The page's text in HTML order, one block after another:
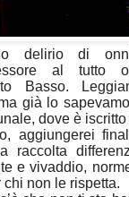
delirio di
al tutto
Basso.
già lo
dove è
aggiungerei
raccolta
e vivaddio,
non le rispetta.